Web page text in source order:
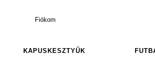
Fiókom
KAPUSKESZTYŰK